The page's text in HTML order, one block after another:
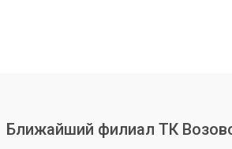
Ближайший филиал ТК